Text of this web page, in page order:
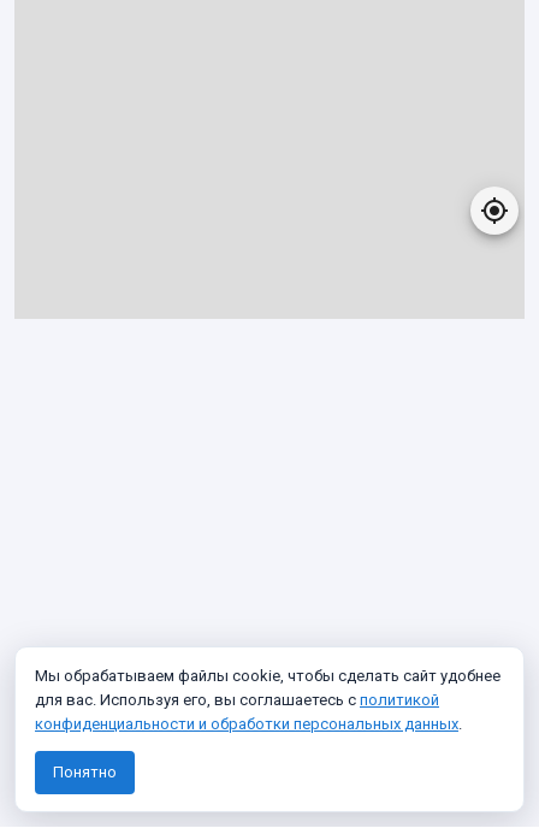
Мы обрабатываем файлы cookie, чтобы сделать сайт удобнее
для вас. Используя его, вы соглашаетесь с политикой
конфиденциальности и обработки персональных данных.
Понятно